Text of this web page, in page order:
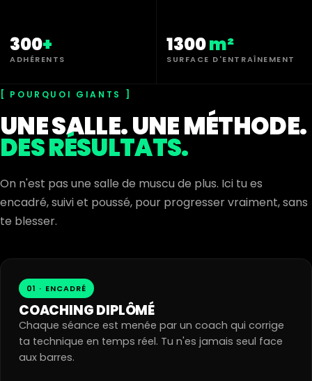
300+
ADHÉRENTS
1300m²
SURFACE D'ENTRAÎNEMENT
POURQUOI GIANTS
UNE SALLE. UNE MÉTHODE.
DES RÉSULTATS.
On n'est pas une salle de muscu de plus. Ici tu es
encadré, suivi et poussé, pour progresser vraiment, sans
te blesser.
01 · ENCADRÉ
COACHING DIPLÔMÉ
Chaque séance est menée par un coach qui corrige
ta technique en temps réel. Tu n'es jamais seul face
aux barres.